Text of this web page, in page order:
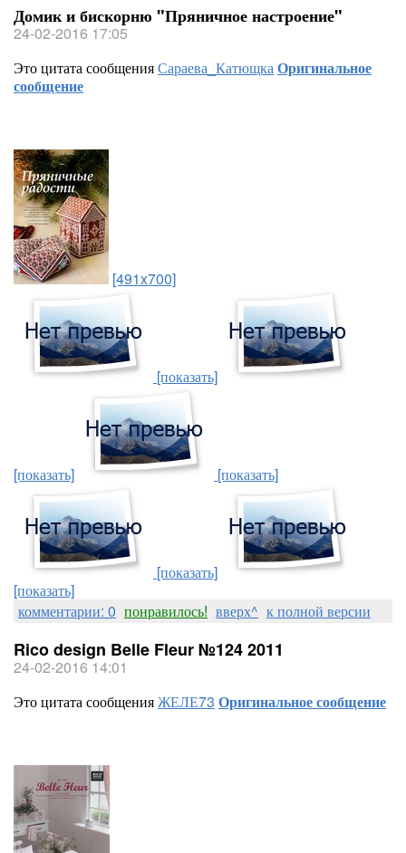
Домик и бискорню "Пряничное настроение"
24-02-2016 17:05
Это цитата сообщенияСараева_КатющкаОригинальное
сообщение
[491x700]
[показать]
[показать] [показать]
[показать]
[показать]
комментарии: 0 понравилось! вверх^ к полной версии
Rico design Belle Fleur №124 2011
24-02-2016 14:01
Это цитата сообщенияЖЕЛЕ73 Оригинальное сообщение